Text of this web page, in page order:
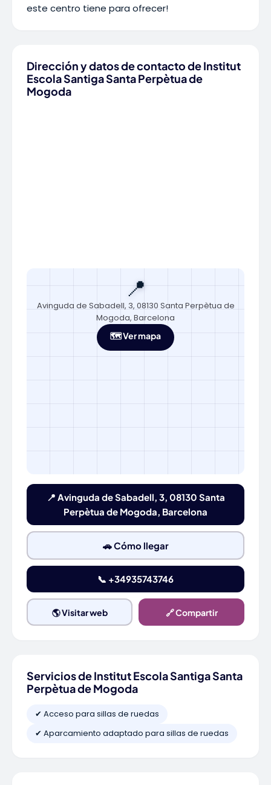
este centro tiene para ofrecer!
Dirección y datos de contacto de Institut
Escola Santiga Santa Perpètua de
Mogoda
📍
Avinguda de Sabadell, 3, 08130 Santa Perpètua de
Mogoda, Barcelona
🗺️ Ver mapa
📍 Avinguda de Sabadell, 3, 08130 Santa
Perpètua de Mogoda, Barcelona
🚗 Cómo llegar
📞 +34935743746
🌎 Visitar web 🔗 Compartir
Servicios de Institut Escola Santiga Santa
Perpètua de Mogoda
✔ Acceso para sillas de ruedas
✔ Aparcamiento adaptado para sillas de ruedas